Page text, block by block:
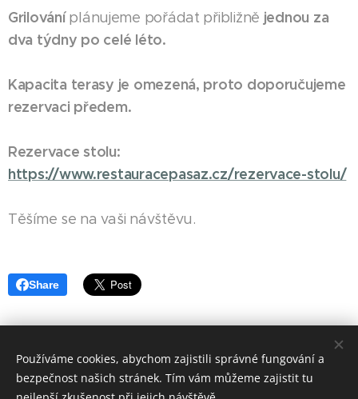
Grilováníplánujeme pořádat přibližně jednou za
dva týdny po celé léto.
Kapacita terasy je omezená, proto doporučujeme
rezervaci předem.
Rezervace stolu:
https://www.restauracepasaz.cz/rezervace-stolu/
Těšíme se na vaši návštěvu.
Share
© 2023 RESTAURACE PASÁŽ. Revoluční 79, 544 01 Dvůr
Králové nad Labem
Používáme cookies, abychom zajistili správné fungování a
bezpečnost našich stránek. Tím vám můžeme zajistit tu